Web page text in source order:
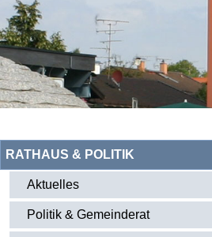
RATHAUS & POLITIK
Aktuelles
Politik & Gemeinderat